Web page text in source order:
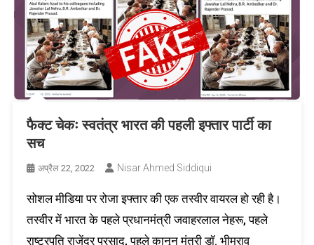
फैक्ट चेकः स्वतंत्र भारत की पहली इफ्तार पार्टी का
सच
अप्रैल 22, 2022 Nisar Ahmed Siddiqui
सोशल मीडिया पर रोजा इफ्तार की एक तस्‍वीर वायरल हो रही है।
तस्वीर में भारत के पहले प्रधानमंत्री जवाहरलाल नेहरू, पहले
राष्ट्रपति राजेंद्र प्रसाद, पहले कानून मंत्री डॉ. भीमराव